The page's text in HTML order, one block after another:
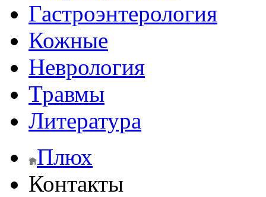
Гастроэнтерология
Кожные
Неврология
Травмы
Литература
Плюх
Контакты